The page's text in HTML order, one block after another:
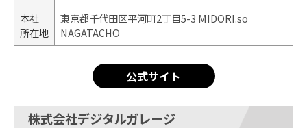
本社
所在地
東京都千代田区平河町2丁目5-3 MIDORI.so
NAGATACHO
公式サイト
株式会社デジタルガレージ